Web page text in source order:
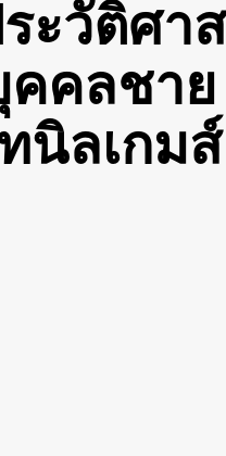
ะวัติศา
คลชา
ลเกมส์